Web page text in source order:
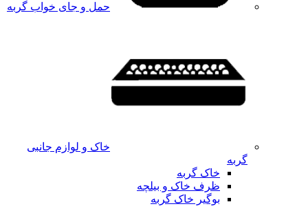
حمل و جای خواب گربه
خاک و لوازم جانبی
گربه
خاک گربه
ظرف خاک و بیلچه
بوگیر خاک گربه